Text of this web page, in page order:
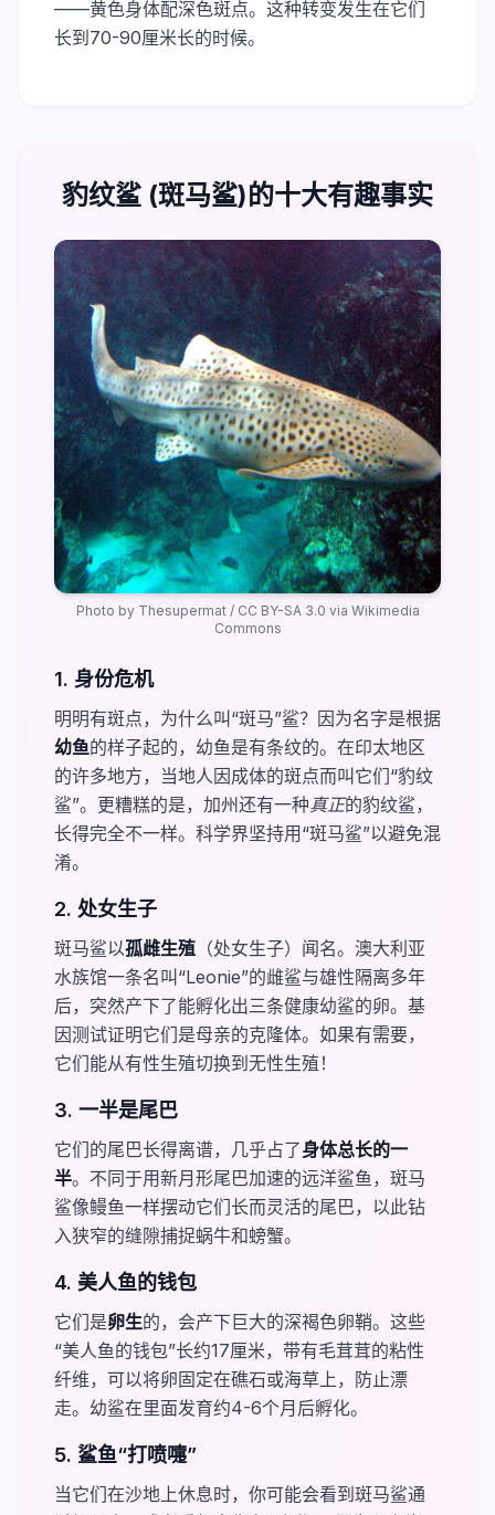
——黄色身体配深色斑点。这种转变发生在它们
长到70-90厘米长的时候。
豹纹鲨 (斑马鲨)的十大有趣事实
Photo by Thesupermat/ CC BY-SA 3.0 via Wikimedia
Commons
1. 身份危机
明明有斑点，为什么叫“斑马”鲨？因为名字是根据​
幼鱼​的样子起的，幼鱼是有条纹的。在印太地区
的许多地方，当地人因成体的斑点而叫它们“豹纹
鲨”。更糟糕的是，加州还有一种​​真正的豹纹鲨，
长得完全不一样。科学界坚持用“斑马鲨”以避免混
淆。
2. 处女生子
斑马鲨以​孤雌生殖 （处女生子）闻名。澳大利亚
水族馆一条名叫“Leonie”的雌鲨与雄性隔离多年
后，突然产下了能孵化出三条健康幼鲨的卵。基
因测试证明它们是母亲的克隆体。如果有需要，
它们能从有性生殖切换到无性生殖！
3. 一半是尾巴
它们的尾巴长得离谱，几乎占了​​身体总长的一
半。不同于用新月形尾巴加速的远洋鲨鱼，斑马
鲨像鳗鱼一样摆动它们长而灵活的尾巴，以此钻
入狭窄的缝隙捕捉蜗牛和螃蟹。
4. 美人鱼的钱包
它们是​​卵生的，会产下巨大的深褐色卵鞘。这些
“美人鱼的钱包”长约17厘米，带有毛茸茸的粘性
纤维，可以将卵固定在礁石或海草上，防止漂
走。幼鲨在里面发育约4-6个月后孵化。
5. 鲨鱼“打喷嚏”
当它们在沙地上休息时，你可能会看到斑马鲨通